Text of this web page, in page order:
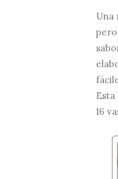
Una
pero
16